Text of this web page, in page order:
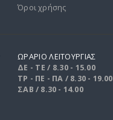
Όροι χρήσης
ΩΡΑΡΙΟ ΛΕΙΤΟΥΡΓΙΑΣ
ΔΕ - ΤΕ / 8.30 - 15.00
ΤΡ - ΠΕ - ΠΑ / 8.30 - 19.00
ΣΑΒ / 8.30 - 14.00